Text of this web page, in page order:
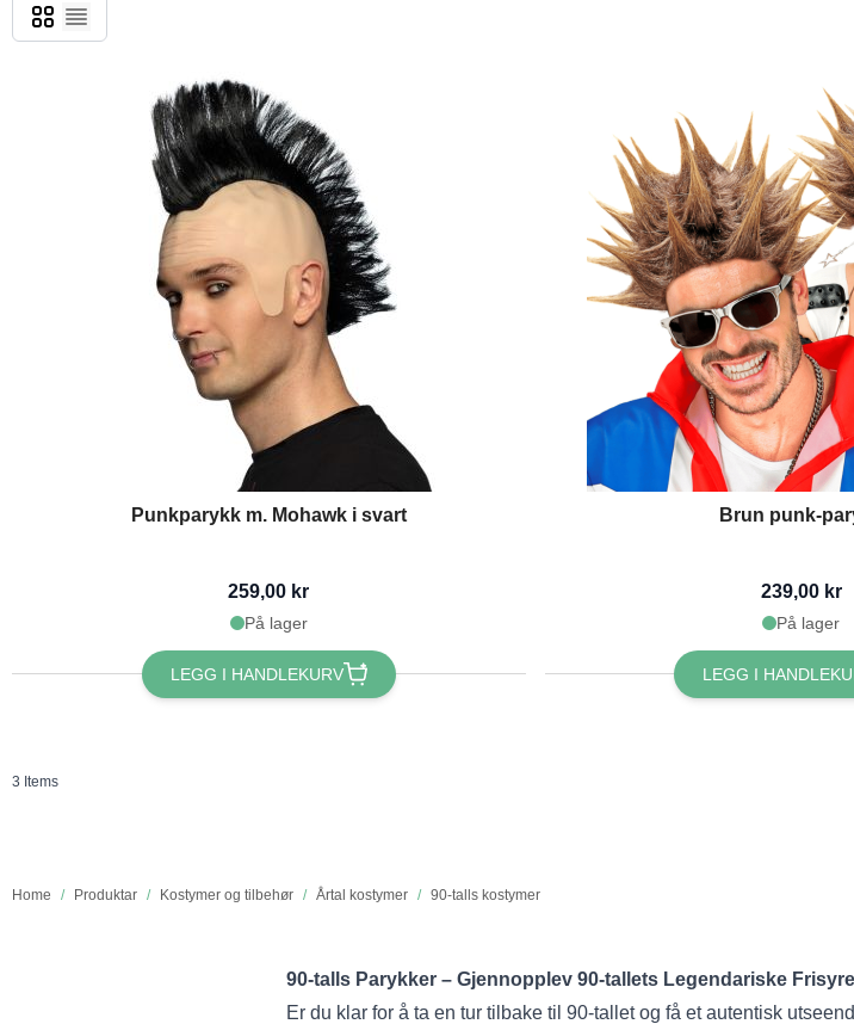
Home / Produktar / Kostymer og tilbehør / Årtal kostymer / 90-talls kostymer
Grid
List
Punkparykk m. Mohawk i svart
259,00 kr
På lager
LEGG I HANDLEKURV
Brun punk-
239,00 kr
På lager
LEGG I
3 Items
90-talls Parykker – Gjennopplev 90-tallets Legendariske
Er du klar for å ta en tur tilbake til 90-tallet og få et autentisk